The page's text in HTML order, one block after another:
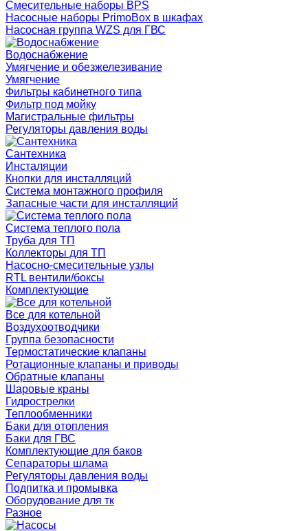
Смесительные наборы BPS
Насосные наборы PrimoBox в шкафах
Насосная группа WZS для ГВС
Водоснабжение
Умягчение и обезжелезивание
Умягчение
Фильтры кабинетного типа
Фильтр под мойку
Магистральные фильтры
Регуляторы давления воды
Сантехника
Инсталяции
Кнопки для инсталляций
Система монтажного профиля
Запасные части для инсталляций
Система теплого пола
Труба для ТП
Коллекторы для ТП
Насосно-смесительные узлы
RTL вентили/боксы
Комплектующие
Все для котельной
Воздухоотводчики
Группа безопасности
Термостатические клапаны
Ротационные клапаны и приводы
Обратные клапаны
Шаровые краны
Гидрострелки
Теплообменники
Баки для отопления
Баки для ГВС
Комплектующие для баков
Сепараторы шлама
Регуляторы давления воды
Подпитка и промывка
Оборудование для тк
Разное